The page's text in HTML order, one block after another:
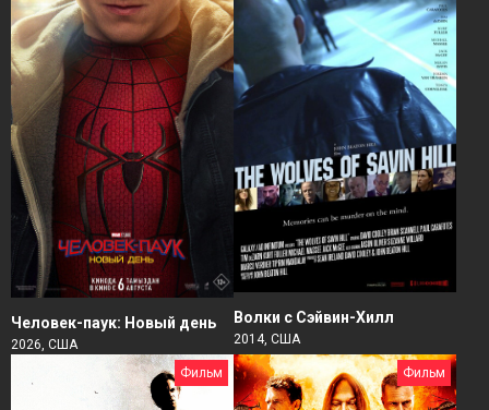
Человек-паук: Новый день
2026, США
Волки с Сэйвин-Хилл
2014, США
Фильм Фильм